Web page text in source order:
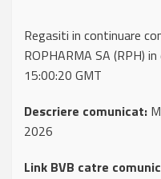
Regasiti in continuare
ROPHARMA SA (RPH)
15:00:20 GMT
Descriere comunicat:
2026
Link BVB catre